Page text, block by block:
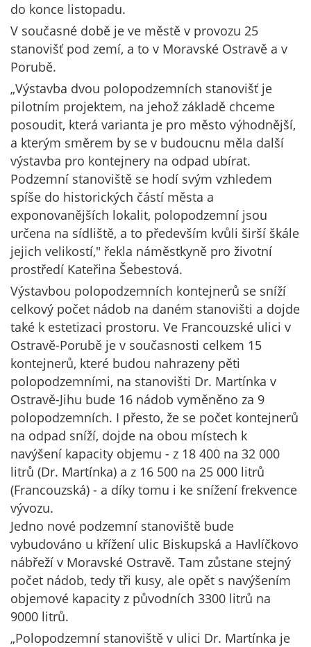
do konce listopadu.
V současné době je ve městě v provozu 25
stanovišť pod zemí, a to v Moravské Ostravě a v
Porubě.
„Výstavba dvou polopodzemních stanovišť je
pilotním projektem, na jehož základě chceme
posoudit, která varianta je pro město výhodnější,
a kterým směrem by se v budoucnu měla další
výstavba pro kontejnery na odpad ubírat.
Podzemní stanoviště se hodí svým vzhledem
spíše do historických částí města a
exponovanějších lokalit, polopodzemní jsou
určena na sídliště, a to především kvůli širší škále
jejich velikostí," řekla náměstkyně pro životní
prostředí Kateřina Šebestová.
Výstavbou polopodzemních kontejnerů se sníží
celkový počet nádob na daném stanovišti a dojde
také k estetizaci prostoru. Ve Francouzské ulici v
Ostravě-Porubě je v současnosti celkem 15
kontejnerů, které budou nahrazeny pěti
polopodzemními, na stanovišti Dr. Martínka v
Ostravě-Jihu bude 16 nádob vyměněno za 9
polopodzemních. I přesto, že se počet kontejnerů
na odpad sníží, dojde na obou místech k
navýšení kapacity objemu - z 18 400 na 32 000
litrů (Dr. Martínka) a z 16 500 na 25 000 litrů
(Francouzská) - a díky tomu i ke snížení frekvence
vývozu.
Jedno nové podzemní stanoviště bude
vybudováno u křížení ulic Biskupská a Havlíčkovo
nábřeží v Moravské Ostravě. Tam zůstane stejný
počet nádob, tedy tři kusy, ale opět s navýšením
objemové kapacity z původních 3300 litrů na
9000 litrů.
„Polopodzemní stanoviště v ulici Dr. Martínka je